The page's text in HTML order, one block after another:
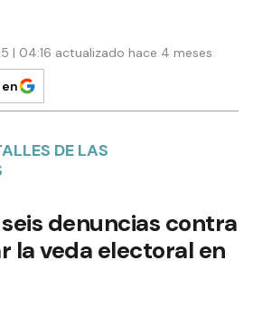
| 04:16 actualizado hace 4 meses
DE LAS
denuncias contra
la veda electoral en